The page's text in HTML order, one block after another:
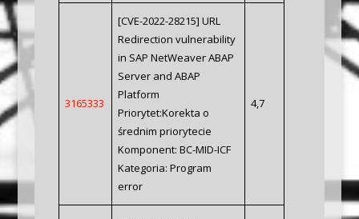
3165333
[CVE-2022-28215] URL
Redirection vulnerability
in SAP NetWeaver ABAP
Server and ABAP
Platform
Priorytet:Korekta o
średnim priorytecie
Komponent: BC-MID-ICF
Kategoria: Program
error
4,7